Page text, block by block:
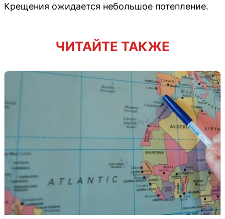
Крещения ожидается небольшое потепление.
ЧИТАЙТЕ ТАКЖЕ